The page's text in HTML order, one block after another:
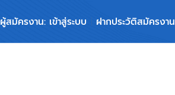
ผู้สมัครงาน: เข้าสู่ระบบ ฝากประวัติสมัครงาน